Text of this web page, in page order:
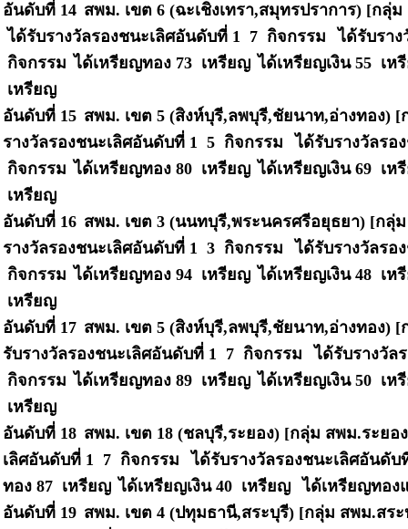
อันดับที่ 14 สพม. เขต 6 (ฉะเชิงเทรา,สมุทรปราการ) [กลุ่
ได้รับรางวัลรองชนะเลิศอันดับที่ 1 7 กิจกรรม
ได้รับรา
กิจกรรม ได้เหรียญทอง 73 เหรียญ ได้เหรียญเงิน 55 เ
เหรียญ
อันดับที่ 15 สพม. เขต 5 (สิงห์บุรี,ลพบุรี,ชัยนาท,อ่างทอง)
รางวัลรองชนะเลิศอันดับที่ 1 5 กิจกรรม
ได้รับรางวัลร
กิจกรรม ได้เหรียญทอง 80 เหรียญ ได้เหรียญเงิน 69 เ
เหรียญ
อันดับที่ 16 สพม. เขต 3 (นนทบุรี,พระนครศรีอยุธยา) [กลุ่
รางวัลรองชนะเลิศอันดับที่ 1 3 กิจกรรม
ได้รับรางวัลร
กิจกรรม ได้เหรียญทอง 94 เหรียญ ได้เหรียญเงิน 48 เ
เหรียญ
อันดับที่ 17 สพม. เขต 5 (สิงห์บุรี,ลพบุรี,ชัยนาท,อ่างทอง)
รับรางวัลรองชนะเลิศอันดับที่ 1 7 กิจกรรม
ได้รับรางวัล
กิจกรรม ได้เหรียญทอง 89 เหรียญ ได้เหรียญเงิน 50 เ
เหรียญ
อันดับที่ 18 สพม. เขต 18 (ชลบุรี,ระยอง) [กลุ่ม สพม.ระยอ
เลิศอันดับที่ 1 7 กิจกรรม
ได้รับรางวัลรองชนะเลิศอันดั
ทอง 87 เหรียญ ได้เหรียญเงิน 40 เหรียญ
ได้เหรียญทอ
อันดับที่ 19 สพม. เขต 4 (ปทุมธานี,สระบุรี) [กลุ่ม สพม.สร